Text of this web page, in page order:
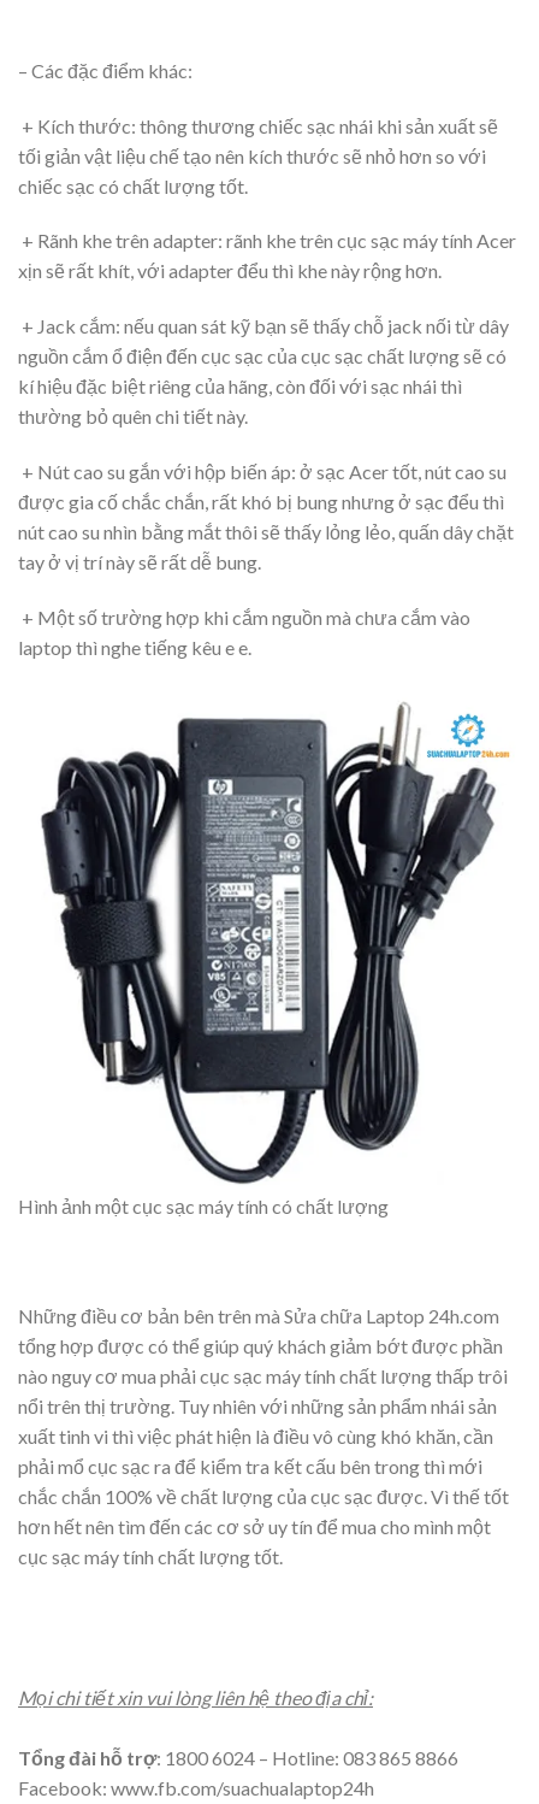
– Các đặc điểm khác:
+ Kích thước: thông thương chiếc sạc nhái khi sản xuất sẽ
tối giản vật liệu chế tạo nên kích thước sẽ nhỏ hơn so với
chiếc sạc có chất lượng tốt.
+ Rãnh khe trên adapter: rãnh khe trên cục sạc máy tính Acer
xịn sẽ rất khít, với adapter đểu thì khe này rộng hơn.
+ Jack cắm: nếu quan sát kỹ bạn sẽ thấy chỗ jack nối từ dây
nguồn cắm ổ điện đến cục sạc của cục sạc chất lượng sẽ có
kí hiệu đặc biệt riêng của hãng, còn đối với sạc nhái thì
thường bỏ quên chi tiết này.
+ Nút cao su gắn với hộp biến áp: ở sạc Acer tốt, nút cao su
được gia cố chắc chắn, rất khó bị bung nhưng ở sạc đểu thì
nút cao su nhìn bằng mắt thôi sẽ thấy lỏng lẻo, quấn dây chặt
tay ở vị trí này sẽ rất dễ bung.
+ Một số trường hợp khi cắm nguồn mà chưa cắm vào
laptop thì nghe tiếng kêu e e.
Hình ảnh một cục sạc máy tính có chất lượng
Những điều cơ bản bên trên mà Sửa chữa Laptop 24h.com
tổng hợp được có thể giúp quý khách giảm bớt được phần
nào nguy cơ mua phải cục sạc máy tính chất lượng thấp trôi
nổi trên thị trường. Tuy nhiên với những sản phẩm nhái sản
xuất tinh vi thì việc phát hiện là điều vô cùng khó khăn, cần
phải mổ cục sạc ra để kiểm tra kết cấu bên trong thì mới
chắc chắn 100% về chất lượng của cục sạc được. Vì thế tốt
hơn hết nên tìm đến các cơ sở uy tín để mua cho mình một
cục sạc máy tính chất lượng tốt.
Mọi chi tiết xin vui lòng liên hệ theo địa chỉ:
Tổng đài hỗ trợ: 1800 6024 – Hotline: 083 865 8866
Facebook: www.fb.com/suachualaptop24h